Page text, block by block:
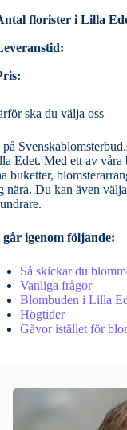
florister i Lilla
ska du välja oss
Edet. Med ett av våra
buketter,
nära. Du kan även
går igenom följande:
Så skickar du
Vanliga frågor
Blombuden i Lilla
Högtider
Gåvor istället för